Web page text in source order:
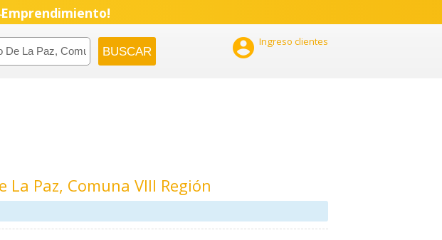
Emprendimiento!
 Ingreso clientes
La Paz, Comuna VIII Región